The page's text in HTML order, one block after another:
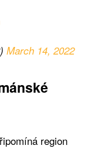
March 14, 2022
region